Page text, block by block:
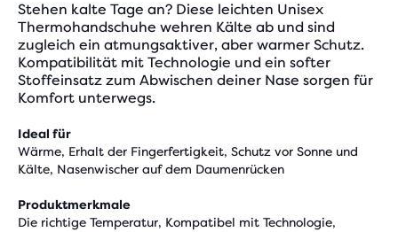
Stehen kalte Tage an? Diese leichten Unisex
Thermohandschuhe wehren Kälte ab und sind
zugleich ein atmungsaktiver, aber warmer Schutz.
Kompatibilität mit Technologie und ein softer
Stoffeinsatz zum Abwischen deiner Nase sorgen für
Komfort unterwegs.
Ideal für
Wärme, Erhalt der Fingerfertigkeit, Schutz vor Sonne und
Kälte, Nasenwischer auf dem Daumenrücken
Produktmerkmale
Die richtige Temperatur, Kompatibel mit Technologie,